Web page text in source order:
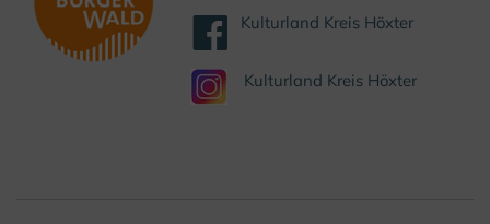
Kulturland Kreis Höxter
Kulturland Kreis Höxter